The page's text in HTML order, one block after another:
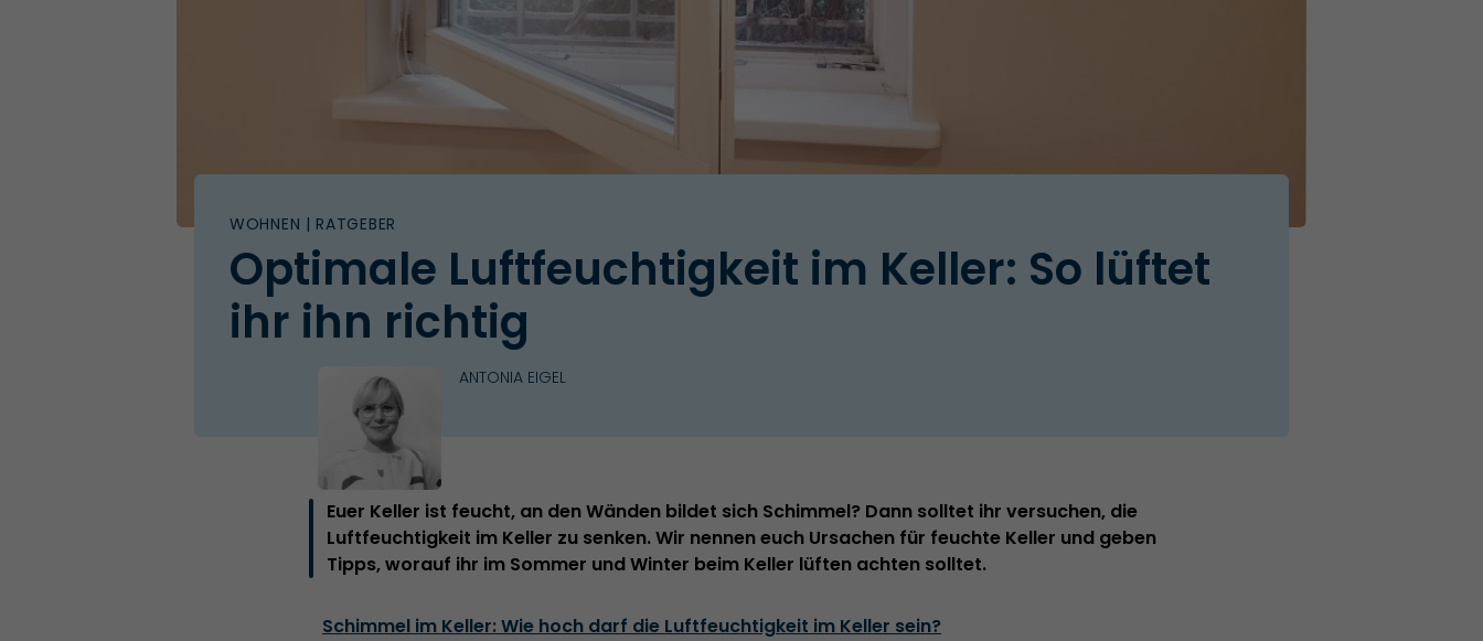
WOHNEN | RATGEBER
Optimale Luftfeuchtigkeit im Keller: So lüftet
ihr ihn richtig
ANTONIA EIGEL
Euer Keller ist feucht, an den Wänden bildet sich Schimmel? Dann solltet ihr versuchen, die
Luftfeuchtigkeit im Keller zu senken. Wir nennen euch Ursachen für feuchte Keller und geben
Tipps, worauf ihr im Sommer und Winter beim Keller lüften achten solltet.
Schimmel im Keller: Wie hoch darf die Luftfeuchtigkeit im Keller sein?